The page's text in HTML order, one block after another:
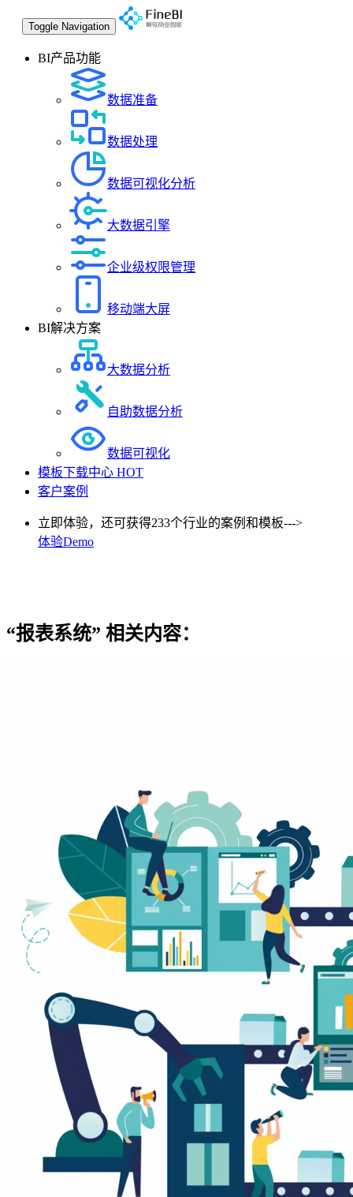
Toggle Navigation
BI产品功能
数据准备
数据处理
数据可视化分析
大数据引擎
企业级权限管理
移动端大屏
BI解决方案
大数据分析
自助数据分析
数据可视化
模板下载中心 HOT
客户案例
立即体验，还可获得233个行业的案例和模板--->
体验Demo
“报表系统” 相关内容：